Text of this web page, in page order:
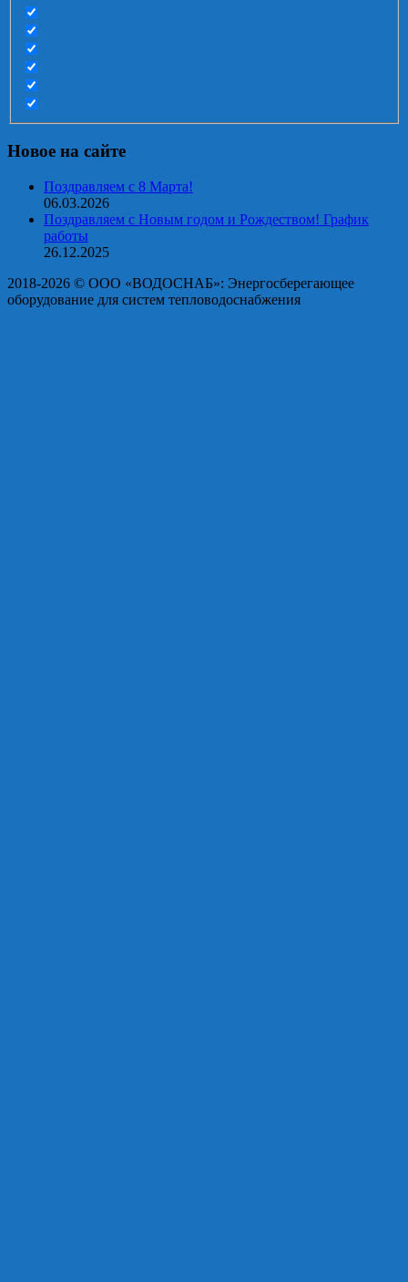
Новое на сайте
Поздравляем с 8 Марта!
06.03.2026
Поздравляем с Новым годом и Рождеством! График
работы
26.12.2025
2018-2026 © OOO «ВОДОСНАБ»: Энергосберегающее
оборудование для систем тепловодоснабжения